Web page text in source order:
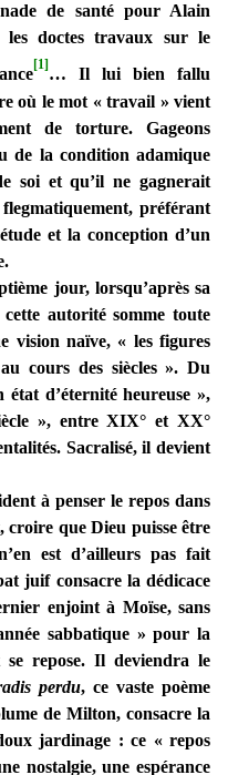
de santé pour Alain
les doctes travaux sur le
[1]… Il lui bien fallu
où le mot « travail » vient
de torture. Gageons
de la condition adamique
soi et qu’il ne gagnerait
préférant
et la conception d’un
jour, lorsqu’après sa
autorité somme toute
vision naïve, « les figures
cours des siècles ». Du
d’éternité heureuse »,
», entre XIX° et XX°
Sacralisé, il devient
à penser le repos dans
que Dieu puisse être
est d’ailleurs pas fait
juif consacre la dédicace
enjoint à Moïse, sans
sabbatique » pour la
repose. Il deviendra le
perdu, ce vaste poème
de Milton, consacre la
jardinage : ce « repos
nostalgie, une espérance